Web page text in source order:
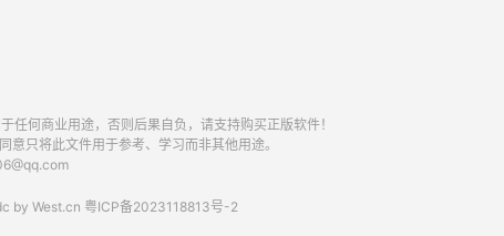
何商业用途，否则后果自负，请支持购买正版软件！
只将此文件用于参考、学习而非其他用途。
by West.cn 粤ICP备2023118813号-2